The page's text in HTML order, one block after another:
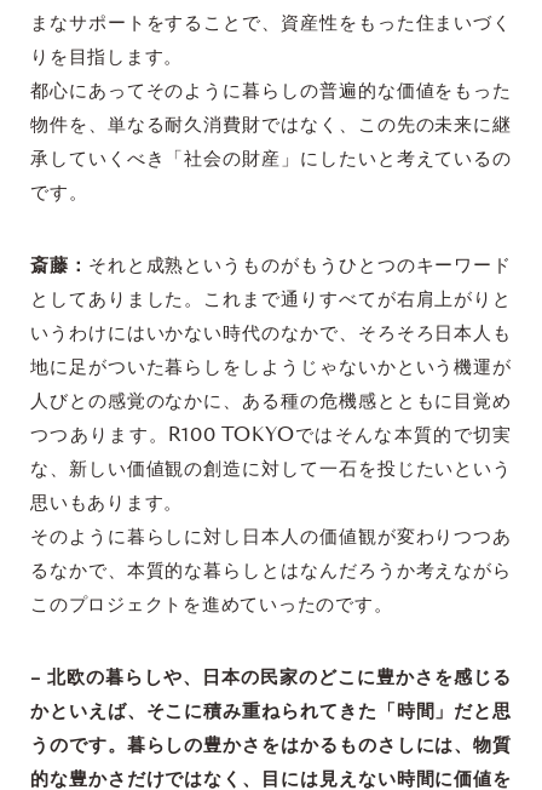
まなサポートをすることで、資産性をもった住まいづく
りを目指します。
都心にあってそのように暮らしの普遍的な価値をもった
物件を、単なる耐久消費財ではなく、この先の未来に継
承していくべき「社会の財産」にしたいと考えているの
です。
斎藤： それと成熟というものがもうひとつのキーワード
としてありました。これまで通りすべてが右肩上がりと
いうわけにはいかない時代のなかで、そろそろ日本人も
地に足がついた暮らしをしようじゃないかという機運が
人びとの感覚のなかに、ある種の危機感とともに目覚め
つつあります。R100 TOKYOではそんな本質的で切実
な、新しい価値観の創造に対して一石を投じたいという
思いもあります。
そのように暮らしに対し日本人の価値観が変わりつつあ
るなかで、本質的な暮らしとはなんだろうか考えながら
このプロジェクトを進めていったのです。
– 北欧の暮らしや、日本の民家のどこに豊かさを感じる
かといえば、そこに積み重ねられてきた「時間」だと思
うのです。暮らしの豊かさをはかるものさしには、物質
的な豊かさだけではなく、目には見えない時間に価値を